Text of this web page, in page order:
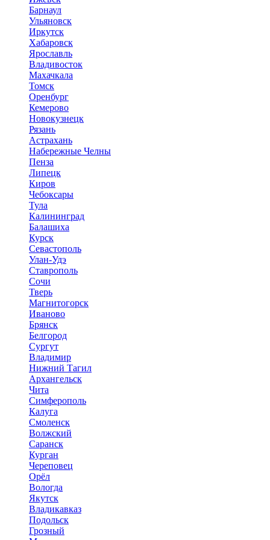
Барнаул
Ульяновск
Иркутск
Хабаровск
Ярославль
Владивосток
Махачкала
Томск
Оренбург
Кемерово
Новокузнецк
Рязань
Астрахань
Набережные Челны
Пенза
Липецк
Киров
Чебоксары
Тула
Калининград
Балашиха
Курск
Севастополь
Улан-Удэ
Ставрополь
Сочи
Тверь
Магнитогорск
Иваново
Брянск
Белгород
Сургут
Владимир
Нижний Тагил
Архангельск
Чита
Симферополь
Калуга
Смоленск
Волжский
Саранск
Курган
Череповец
Орёл
Вологда
Якутск
Владикавказ
Подольск
Грозный